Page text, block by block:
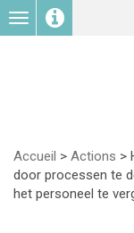
Toggle
navigation
Accueil > Actions >
door processen te
het personeel te